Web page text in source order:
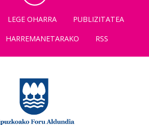
LEGE OHARRA
PUBLIZITATEA
HARREMANETARAKO RSS